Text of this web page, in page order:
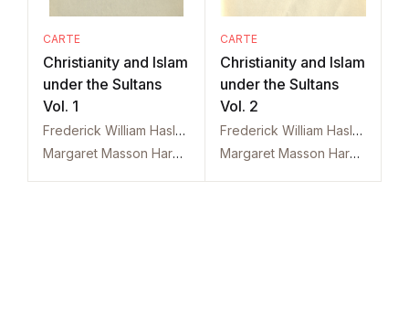
CARTE
Christianity and Islam
under the Sultans
Vol. 1
Frederick William Hasluck
Margaret Masson Hardie Hasluck
CARTE
Christianity and Islam
under the Sultans
Vol. 2
Frederick William Hasluck
Margaret Masson Hardie Hasluck